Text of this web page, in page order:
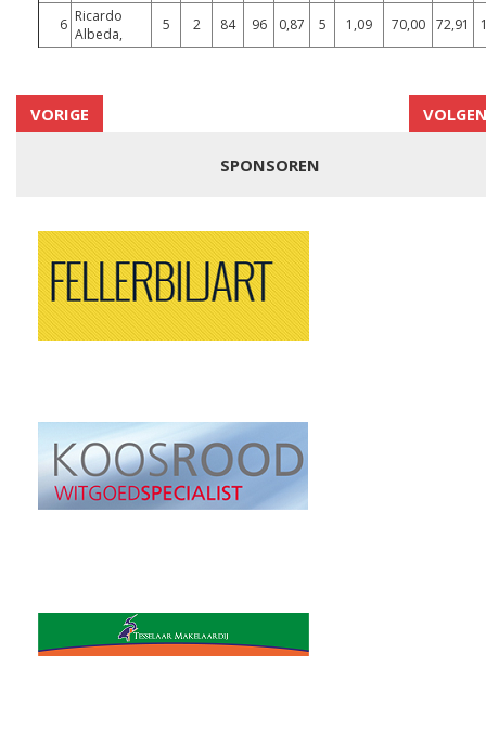
6 Ricardo
Albeda,
5 2 84 96 0,87 5 1,09 70,00 72,91
VORIGE
SPONSOREN